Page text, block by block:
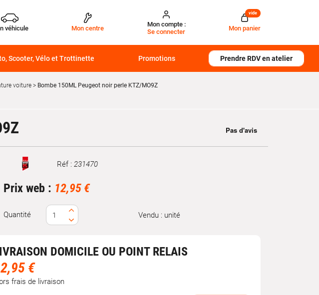
véhicule Mon centre
Mon compte :
Se connecter
Mon panier
vide
Scooter, Vélo et Trottinette Promotions Prendre RDV en atelier
voiture Bombe 150ML Peugeot noir perle KTZ/MO9Z
Marque Réf : 231470
Prix web : 12,95 €
Quantité Vendu : unité
DOMICILE OU POINT RELAIS
€
frais de livraison